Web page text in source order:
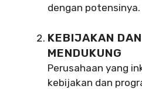
dengan potensinya.
KEBIJAKAN
MENDUKUNG
Perusahaan yang
kebijakan dan